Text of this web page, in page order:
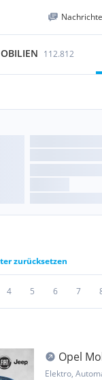
112.812
zurücksetzen
4 5 6 7
Opel
Elektro,